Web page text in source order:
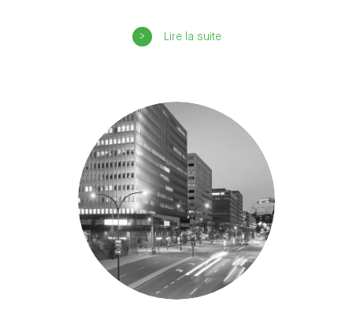
Lire la suite